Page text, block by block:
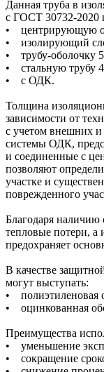
Данная труба в
с ГОСТ 30732-2020
• центрирующую
• изолирующий
• трубу-оболочку
• стальную трубу
• с ОДК.
Толщина
зависимости от
с учетом внешних
системы ОДК,
и соединенные с
позволяют
участке и
поврежденного
Благодаря
тепловые потери, а
предохраняет
В качестве
могут выступать:
• полиэтиленовая
• оцинкованная
Преимущества
• уменьшение
• сокращение